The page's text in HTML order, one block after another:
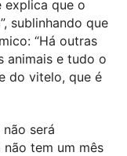
explica que o
sublinhando que
“Há outras
animais e tudo o
do vitelo, que é
será
tem um mês